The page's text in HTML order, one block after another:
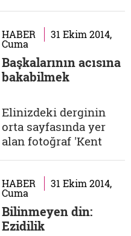
de böyle pırıl pırıl bir
kafam olsun isterim.
nalan soğuk nevale
@kanportakaliyim
kesip tülünden
mutfağa perde
yaptığından beri aşka
inanmıyorum. nalan...
HABER 31 Ekim 2014,
Cuma
Başkalarının acısına
bakabilmek
Elinizdeki derginin
orta sayfasında yer
alan fotoğraf 'Kent
Suriyeli Rawan ve
ailesine ait… Rawan
ayrıca, benim henüz
yayınlamadığım
HABER 31 Ekim 2014,
Cuma
Bilinmeyen din:
Ezidilik